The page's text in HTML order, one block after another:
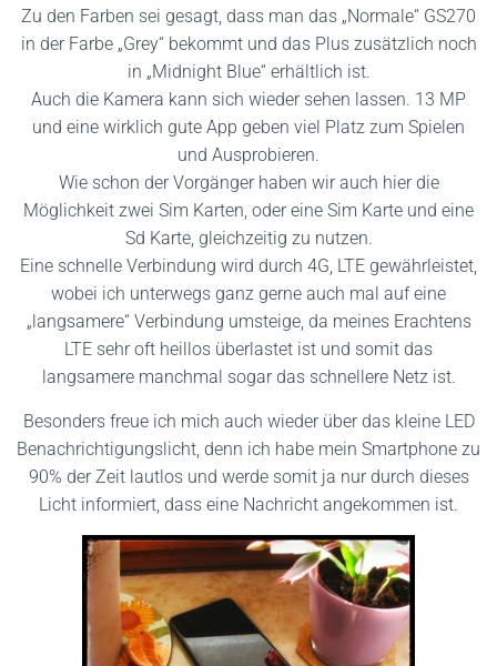
Zu den Farben sei gesagt, dass man das „Normale“ GS270
in der Farbe „Grey“ bekommt und das Plus zusätzlich noch
in „Midnight Blue“ erhältlich ist.
Auch die Kamera kann sich wieder sehen lassen. 13 MP
und eine wirklich gute App geben viel Platz zum Spielen
und Ausprobieren.
Wie schon der Vorgänger haben wir auch hier die
Möglichkeit zwei Sim Karten, oder eine Sim Karte und eine
Sd Karte, gleichzeitig zu nutzen.
Eine schnelle Verbindung wird durch 4G, LTE gewährleistet,
wobei ich unterwegs ganz gerne auch mal auf eine
„langsamere“ Verbindung umsteige, da meines Erachtens
LTE sehr oft heillos überlastet ist und somit das
langsamere manchmal sogar das schnellere Netz ist.
Besonders freue ich mich auch wieder über das kleine LED
Benachrichtigungslicht, denn ich habe mein Smartphone zu
90% der Zeit lautlos und werde somit ja nur durch dieses
Licht informiert, dass eine Nachricht angekommen ist.